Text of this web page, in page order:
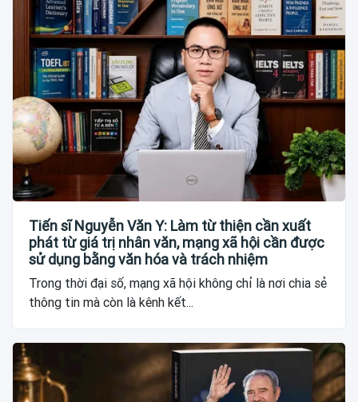
Tiến sĩ Nguyễn Văn Y: Làm từ thiện cần xuất
phát từ giá trị nhân văn, mạng xã hội cần được
sử dụng bằng văn hóa và trách nhiệm
Trong thời đại số, mạng xã hội không chỉ là nơi chia sẻ
thông tin mà còn là kênh kết...